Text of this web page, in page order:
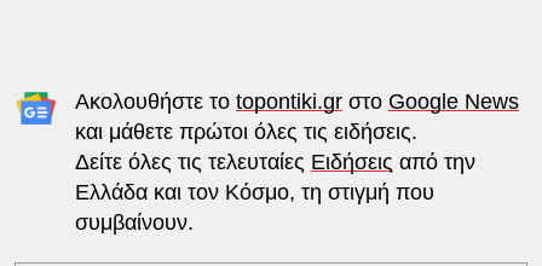
Ακολουθήστε το topontiki.grστο Google News
και μάθετε πρώτοι όλες τις ειδήσεις.
Δείτε όλες τις τελευταίες Ειδήσεις από την
Ελλάδα και τον Κόσμο, τη στιγμή που
συμβαίνουν.